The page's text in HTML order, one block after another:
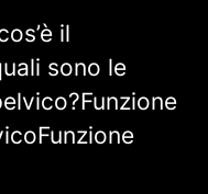
il
sono le